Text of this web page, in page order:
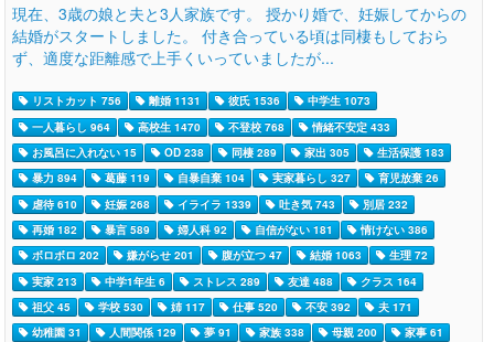
現在、3歳の娘と夫と3人家族です。 授かり婚で、妊娠してからの
結婚がスタートしました。 付き合っている頃は同棲もしておら
ず、適度な距離感で上手くいっていましたが...
リストカット 756 離婚 1131 彼氏 1536
中学生 1073
一人暮らし 964
高校生 1470 不登校 768
情緒不安定 433
お風呂に入れない 15
OD 238 同棲 289 家出 305
生活保護 183
暴力 894
葛藤 119 自暴自棄 104 実家暮らし 327
育児放棄 26
虐待 610
妊娠 268 イライラ 1339 吐き気 743
別居 232
再婚 182
暴言 589 婦人科 92 自信がない 181
情けない 386
ボロボロ 202
嫌がらせ 201 腹が立つ 47 結婚 1063
生理 72
実家 213
中学1年生 6 ストレス 289 友達 488
クラス 164
祖父 45
学校 530 姉 117 仕事 520 不安 392
夫 171
幼稚園 31
人間関係 129 夢 91 家族 338 母親 200
家事 61